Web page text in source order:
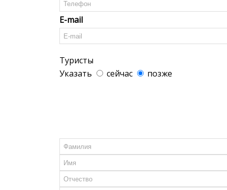
E-mail
Туристы
Указать
сейчас
позже